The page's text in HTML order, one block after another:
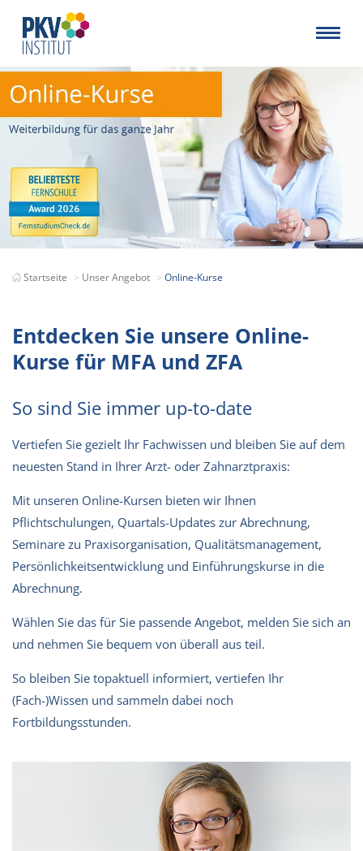
Startseite Unser Angebot Online-Kurse
Entdecken Sie unsere Online-
Kurse für MFA und ZFA
So sind Sie immer up-to-date
Vertiefen Sie gezielt Ihr Fachwissen und bleiben Sie auf dem
neuesten Stand in Ihrer Arzt- oder Zahnarztpraxis:
Mit unseren Online-Kursen bieten wir Ihnen
Pflichtschulungen, Quartals-Updates zur Abrechnung,
Seminare zu Praxisorganisation, Qualitätsmanagement,
Persönlichkeitsentwicklung und Einführungskurse in die
Abrechnung.
Wählen Sie das für Sie passende Angebot, melden Sie sich an
und nehmen Sie bequem von überall aus teil.
So bleiben Sie topaktuell informiert, vertiefen Ihr
(Fach-)Wissen und sammeln dabei noch
Fortbildungsstunden.